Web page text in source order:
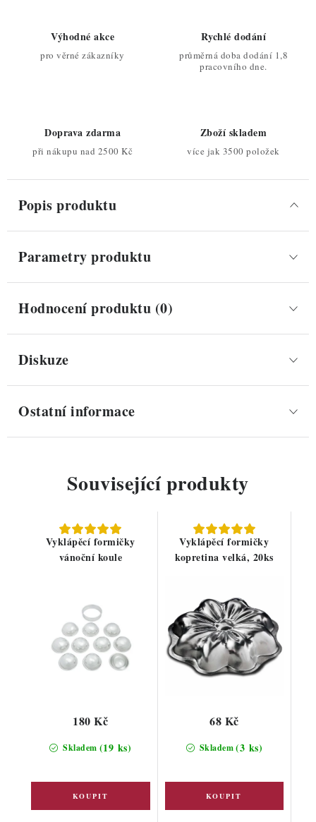
Výhodné akce
pro věrné zákazníky
Rychlé dodání
průměrná doba dodání 1,8
pracovního dne.
Doprava zdarma
při nákupu nad 2500 Kč
Zboží skladem
více jak 3500 položek
Popis produktu
Parametry produktu
Hodnocení produktu (0)
Diskuze
Ostatní informace
Související produkty
Vyklápěcí formičky
vánoční koule
Skladem (19 ks)
180 Kč
Vyklápěcí formičky
kopretina velká, 20ks
Skladem(3 ks)
68 Kč